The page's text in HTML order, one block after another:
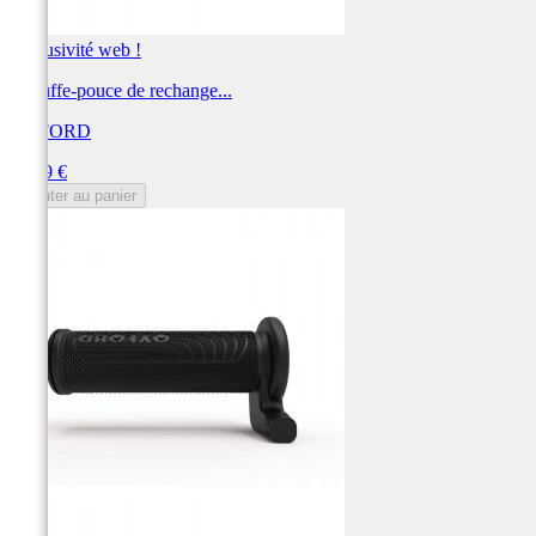
Exclusivité web !
Chauffe-pouce de rechange...
OXFORD
39,59 €
Ajouter au panier